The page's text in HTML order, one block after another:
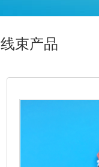
线束产品